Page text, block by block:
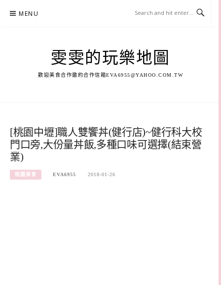
MENU
雯雯的玩樂地圖
歡迎美食合作邀約合作信箱EVA6955@YAHOO.COM.TW
[桃園中壢]職人雙饗丼(健行店)~健行科大校
門口旁,大份量丼飯,多種口味可選擇(結束營
業)
桃園美食 EVA6955 2018-01-26